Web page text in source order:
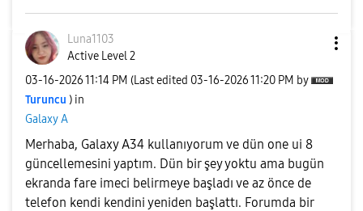
Luna1103
Active Level 2
‎03-16-202611:14 PM (Last edited ‎03-16-202611:20 PM by
Turuncu ) in
Galaxy A
Merhaba, Galaxy A34 kullanıyorum ve dün one ui 8
güncellemesini yaptım. Dün bir şey yoktu ama bugün
ekranda fare imeci belirmeye başladı ve az önce de
telefon kendi kendini yeniden başlattı. Forumda bir